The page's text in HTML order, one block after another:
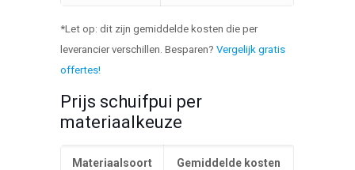
*Let op: dit zijn gemiddelde kosten die per
leverancier verschillen. Besparen?Vergelijk gratis
offertes!
Prijs schuifpui per
materiaalkeuze
Materiaalsoort Gemiddelde kosten